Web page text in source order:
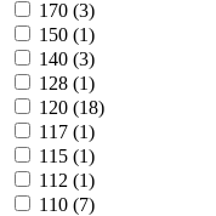
170 (3)
150 (1)
140 (3)
128 (1)
120 (18)
117 (1)
115 (1)
112 (1)
110 (7)